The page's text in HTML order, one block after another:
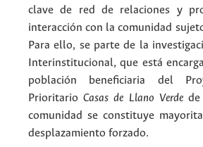
clave de red de relaciones y
interacción con la comunidad
Para ello, se parte de la
Interinstitucional, que está
población beneficiaria del
PrioritarioCasas de Llano Verdede
comunidad se constituye
desplazamiento forzado.